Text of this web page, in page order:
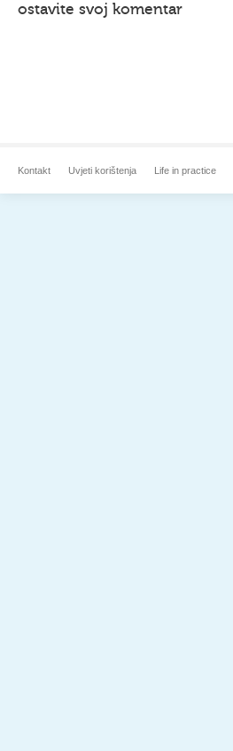
ostavite svoj komentar
Kontakt Uvjeti korištenja Life in practice